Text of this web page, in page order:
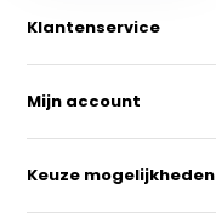
Klantenservice
Mijn account
Keuze mogelijkheden